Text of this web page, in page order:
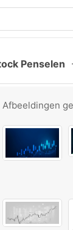
Penselen
Afbeeldingen